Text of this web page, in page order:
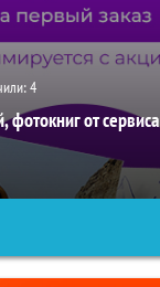
4
фотокниг от